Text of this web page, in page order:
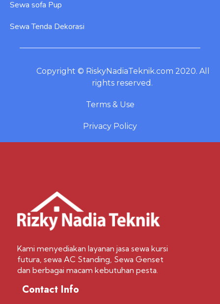
Sewa sofa Pup
Sewa Tenda Dekorasi
Copyright © RiskyNadiaTeknik.com 2020. All
rights reserved.
Terms & Use
Privacy Policy
Kami menyediakan layanan jasa sewa kursi
futura, sewa AC Standing, Sewa Genset
dan berbagai macam kebutuhan pesta.
Contact Info